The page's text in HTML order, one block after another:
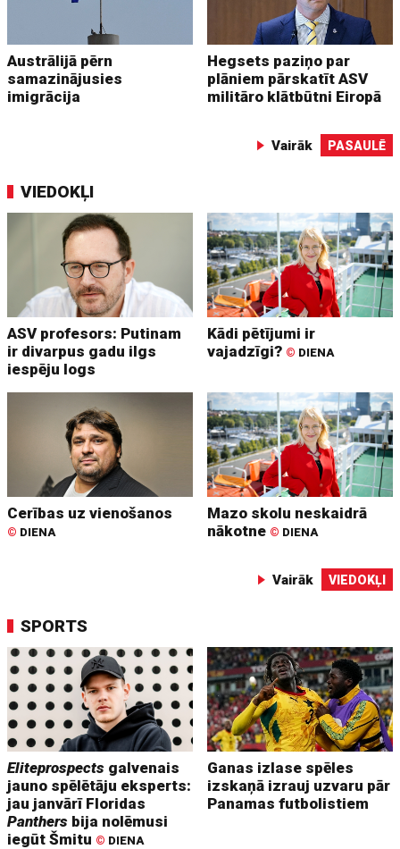
Austrālijā pērn
samazinājusies
imigrācija
Hegsets paziņo par
plāniem pārskatīt ASV
militāro klātbūtni Eiropā
Vairāk PASAULĒ
VIEDOKĻI
ASV profesors: Putinam
ir divarpus gadu ilgs
iespēju logs
Kādi pētījumi ir
vajadzīgi? © DIENA
Cerības uz vienošanos
© DIENA
Mazo skolu neskaidrā
nākotne © DIENA
Vairāk VIEDOKĻI
SPORTS
Eliteprospects galvenais
jauno spēlētāju eksperts:
jau janvārī Floridas
Panthers bija nolēmusi
iegūt Šmitu © DIENA
Ganas izlase spēles
izskaņā izrauj uzvaru pār
Panamas futbolistiem